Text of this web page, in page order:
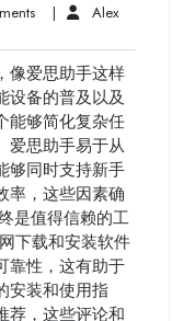
No | AlexAlex
像爱思助手这样
设备的普及以及
能够简化复杂任
爱思助手易于从
够同时支持新手
率，这些因素确
是值得信赖的工
下载和安装软件
靠性，这有助于
安装和使用指
荐，这些评论和